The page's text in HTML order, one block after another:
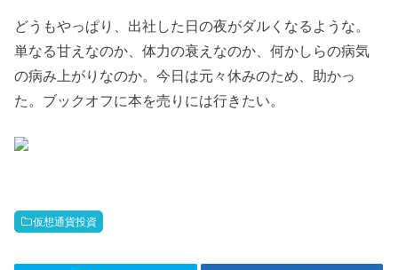
どうもやっぱり、出社した日の夜がダルくなるような。
単なる甘えなのか、体力の衰えなのか、何かしらの病気
の病み上がりなのか。今日は元々休みのため、助かっ
た。ブックオフに本を売りには行きたい。
仮想通貨投資